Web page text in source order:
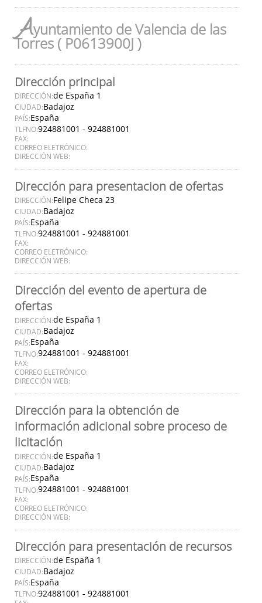
Ayuntamiento de Valencia de las
Torres ( P0613900J )
Dirección principal
DIRECCIÓN:de España 1
CIUDAD:Badajoz
PAÍS:España
TLFNO:924881001 - 924881001
FAX:
CORREO ELETRÓNICO:
DIRECCIÓN WEB:
Dirección para presentacion de ofertas
DIRECCIÓN:Felipe Checa 23
CIUDAD:Badajoz
PAÍS:España
TLFNO:924881001 - 924881001
FAX:
CORREO ELETRÓNICO:
DIRECCIÓN WEB:
Dirección del evento de apertura de
ofertas
DIRECCIÓN:de España 1
CIUDAD:Badajoz
PAÍS:España
TLFNO:924881001 - 924881001
FAX:
CORREO ELETRÓNICO:
DIRECCIÓN WEB:
Dirección para la obtención de
información adicional sobre proceso de
licitación
DIRECCIÓN:de España 1
CIUDAD:Badajoz
PAÍS:España
TLFNO:924881001 - 924881001
FAX:
CORREO ELETRÓNICO:
DIRECCIÓN WEB:
Dirección para presentación de recursos
DIRECCIÓN:de España 1
CIUDAD:Badajoz
PAÍS:España
TLFNO:924881001 - 924881001